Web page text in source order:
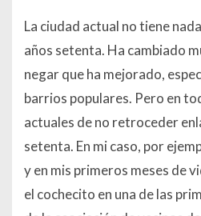
La ciudad actual no tiene
años setenta. Ha cambiado
negar que ha mejorado,
barrios populares. Pero en
actuales de no retroceder
setenta. En mi caso, por
y en mis primeros meses de
el cochecito en una de las